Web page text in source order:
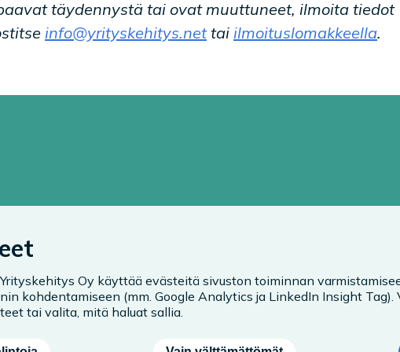
täydennystä tai ovat muuttuneet, ilmoita tiedot
info@yrityskehitys.nettai ilmoituslomakkeella.
Oy käyttää evästeitä sivuston toiminnan
kohdentamiseen (mm. Google Analytics ja LinkedIn Insight Tag).
tai valita, mitä haluat sallia.